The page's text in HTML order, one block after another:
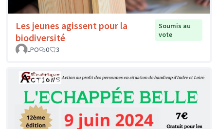
Les jeunes agissent pour la
biodiversité
Soumis au
vote
LPO
0 3